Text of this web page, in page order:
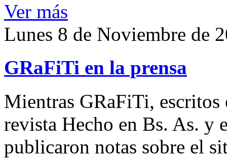
Ver más
Lunes 8 de Noviembre de
GRaFiTi en la prensa
Mientras GRaFiTi, escritos
revista Hecho en Bs. As. y
publicaron notas sobre el